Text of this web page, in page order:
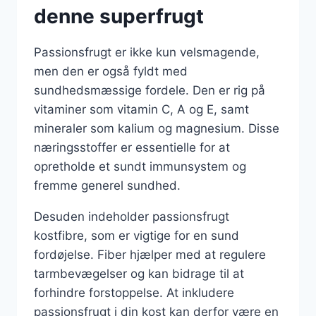
denne superfrugt
Passionsfrugt er ikke kun velsmagende,
men den er også fyldt med
sundhedsmæssige fordele. Den er rig på
vitaminer som vitamin C, A og E, samt
mineraler som kalium og magnesium. Disse
næringsstoffer er essentielle for at
opretholde et sundt immunsystem og
fremme generel sundhed.
Desuden indeholder passionsfrugt
kostfibre, som er vigtige for en sund
fordøjelse. Fiber hjælper med at regulere
tarmbevægelser og kan bidrage til at
forhindre forstoppelse. At inkludere
passionsfrugt i din kost kan derfor være en